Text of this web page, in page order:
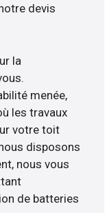
devis
la
menée,
les travaux
votre toit
disposons
nous vous
de batteries